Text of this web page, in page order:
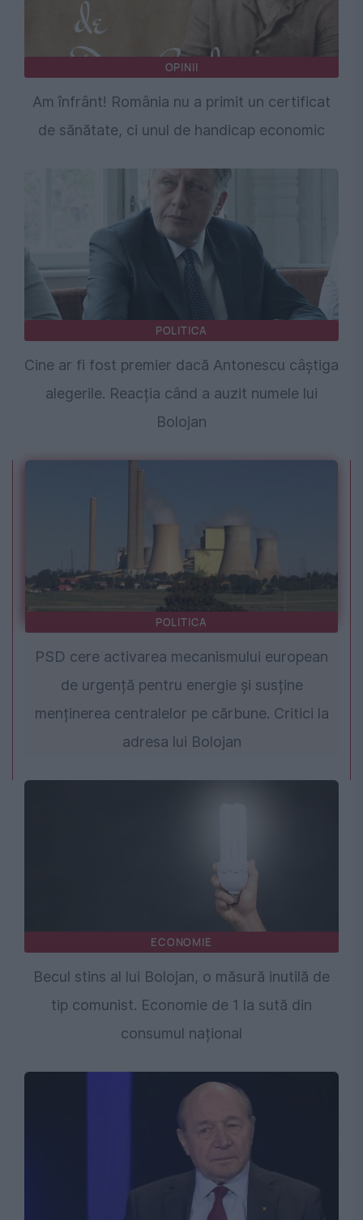
OPINII
Am înfrânt! România nu a primit un certificat
de sănătate, ci unul de handicap economic
POLITICA
Cine ar fi fost premier dacă Antonescu câștiga
alegerile. Reacția când a auzit numele lui
Bolojan
POLITICA
PSD cere activarea mecanismului european
de urgență pentru energie și susține
menținerea centralelor pe cărbune. Critici la
adresa lui Bolojan
ECONOMIE
Becul stins al lui Bolojan, o măsură inutilă de
tip comunist. Economie de 1 la sută din
consumul național